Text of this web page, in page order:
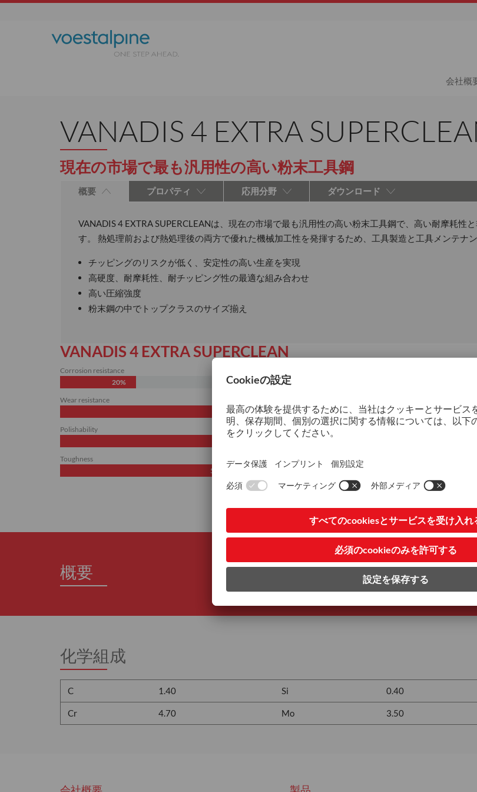
会社概
VANADIS 4 EXTRA
現在の市場で最も汎用性の高い粉末工具鋼
概要 プロパティ 応用分野 ダウンロード
VANADIS 4 EXTRA SUPERCLEANは、現在の市場で最も汎用性の高い粉末工具鋼で、高い耐摩耗性
す。 熱処理前および熱処理後の両方で優れた機械加工性を発揮するため、工具製造と工具メンテナ
チッピングのリスクが低く、安定性の高い生産を実現
高硬度、耐摩耗性、耐チッピング性の最適な組み合わせ
高い圧縮強度
粉末鋼の中でトップクラスのサイズ揃え
VANADIS 4 EXTRA SUPERCLEAN
Corrosion resistance
20%
Wear resistance
80%
Polishability
80%
Toughness
50%
概要
化学組成
C 1.40 Si 0.40
Cr 4.70 Mo 3.50